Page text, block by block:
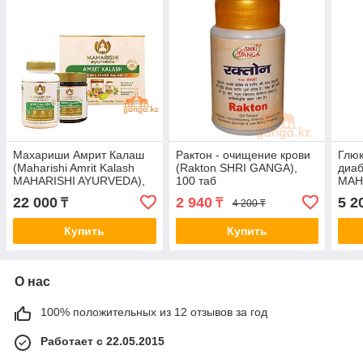
Махариши Амрит Калаш
(Maharishi Amrit Kalash
MAHARISHI AYURVEDA),
22 000 ₸
Купить
Рактон - очищение крови
(Rakton SHRI GANGA),
100 таб
2 940₸ 4 200 ₸
Купить
5
О нас
100% положительных из 12 отзывов за год
Работает с 22.05.2015